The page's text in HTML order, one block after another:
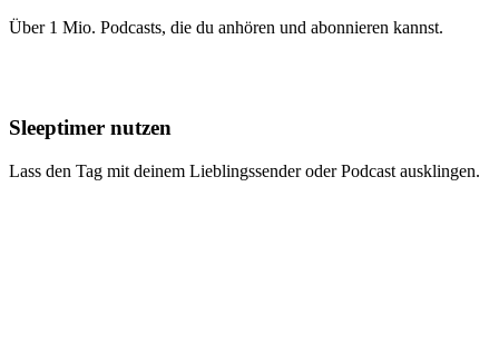
Über 1 Mio. Podcasts, die du anhören und abonnieren kannst.
Sleeptimer nutzen
Lass den Tag mit deinem Lieblingssender oder Podcast ausklingen.